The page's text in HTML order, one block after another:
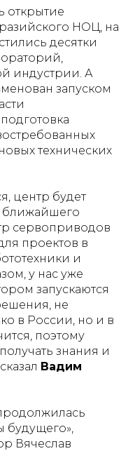
открытие
НОЦ, на
десятки
индустрии. А
запуском
технических
центр будет
ближайшего
сервоприводов
проектов в
и
у нас уже
запускаются
не
в России, но и в
поэтому
знания и
Вадим
будущего»,
Вячеслав